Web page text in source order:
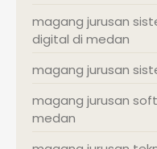
magang jurusan
digital di medan
magang jurusan
magang jurusan
medan